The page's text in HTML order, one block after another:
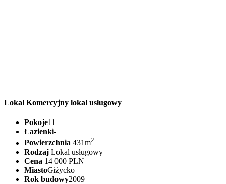
Lokal Komercyjny lokal usługowy
Pokoje11
Łazienki-
Powierzchnia 431m2
Rodzaj Lokal usługowy
Cena 14 000 PLN
MiastoGiżycko
Rok budowy2009